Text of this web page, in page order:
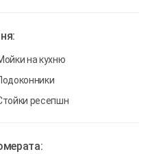
на кухню
ресепшн